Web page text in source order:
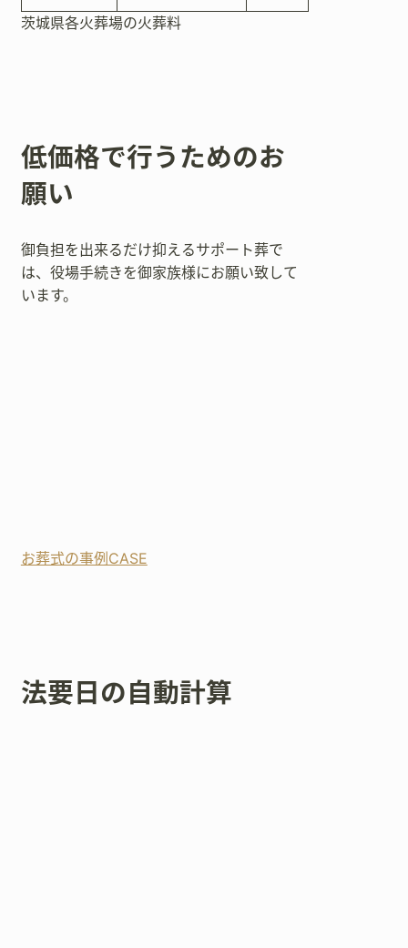
茨城県各火葬場の火葬料
低価格で行うためのお
願い
御負担を出来るだけ抑えるサポート葬で
は、役場手続きを御家族様にお願い致して
います。
お葬式の事例CASE
法要日の自動計算